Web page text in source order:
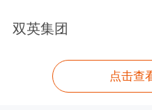
面。特朗普还表示
朗研发核武器，
双英集团
点击查